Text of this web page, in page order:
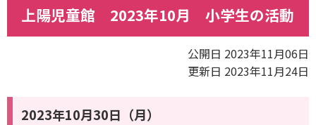
上陽児童館 2023年10月 小学生の活動
公開日 2023年11月06日
更新日 2023年11月24日
2023年10月30日（月）